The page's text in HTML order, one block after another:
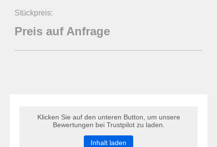
Stückpreis:
Preis auf Anfrage
Klicken Sie auf den unteren Button, um unsere
Bewertungen bei Trustpilot zu laden.
Inhalt laden